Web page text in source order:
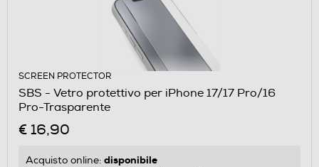
SCREEN PROTECTOR
SBS - Vetro protettivo per iPhone 17/17 Pro/16
Pro-Trasparente
€ 16,90
Acquisto online: disponibile